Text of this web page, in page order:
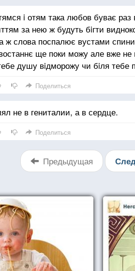
i отям така любов буває
за нею ж будуть бiгти
ж слова поспалює вустами
ще поки можу але вже
душу вiдморожу чи бiля тебе
Поделиться
не в гениталии, а в сердце.
Поделиться
Предыдущая